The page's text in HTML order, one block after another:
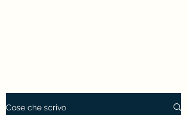
Cose che scrivo